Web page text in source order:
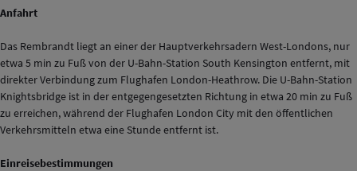
Anfahrt
Das Rembrandt liegt an einer der Hauptverkehrsadern West-Londons, nur
etwa 5 min zu Fuß von der U-Bahn-Station South Kensington entfernt, mit
direkter Verbindung zum Flughafen London-Heathrow. Die U-Bahn-Station
Knightsbridge ist in der entgegengesetzten Richtung in etwa 20 min zu Fuß
zu erreichen, während der Flughafen London City mit den öffentlichen
Verkehrsmitteln etwa eine Stunde entfernt ist.
Einreisebestimmungen